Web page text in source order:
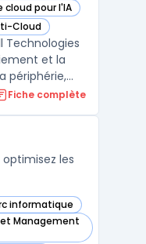
pour l'IA
Technologies Edge AI)
CloudTechnologies Edge AI)
Technologies
et la
périphérie,
l’énergie
Fiche complète
les
informatique
Management